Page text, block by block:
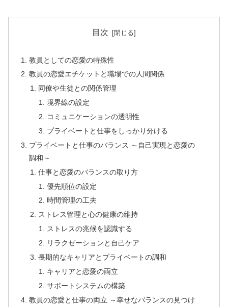
目次
教員としての恋愛の特殊性
教員の恋愛エチケットと職場での人間関係
同僚や生徒との関係管理
境界線の設定
コミュニケーションの透明性
プライベートと仕事をしっかり分ける
プライベートと仕事のバランス ～自己実現と恋愛の
調和～
仕事と恋愛のバランスの取り方
優先順位の設定
時間管理の工夫
ストレス管理と心の健康の維持
ストレスの兆候を認識する
リラクゼーションと自己ケア
長期的なキャリアとプライベートの調和
キャリアと恋愛の両立
サポートシステムの構築
教員の恋愛と仕事の両立 ～幸せなバランスの見つけ